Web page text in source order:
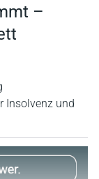
–
Insolvenz und